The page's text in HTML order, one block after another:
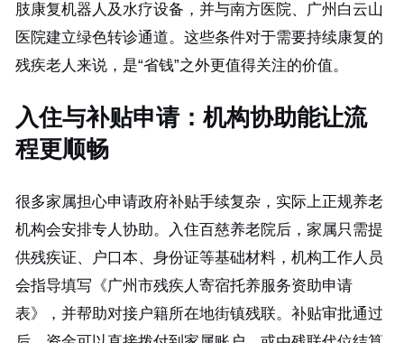
肢康复机器人及水疗设备，并与南方医院、广州白云山
医院建立绿色转诊通道。这些条件对于需要持续康复的
残疾老人来说，是“省钱”之外更值得关注的价值。
入住与补贴申请：机构协助能让流
程更顺畅
很多家属担心申请政府补贴手续复杂，实际上正规养老
机构会安排专人协助。入住百慈养老院后，家属只需提
供残疾证、户口本、身份证等基础材料，机构工作人员
会指导填写《广州市残疾人寄宿托养服务资助申请
表》，并帮助对接户籍所在地街镇残联。补贴审批通过